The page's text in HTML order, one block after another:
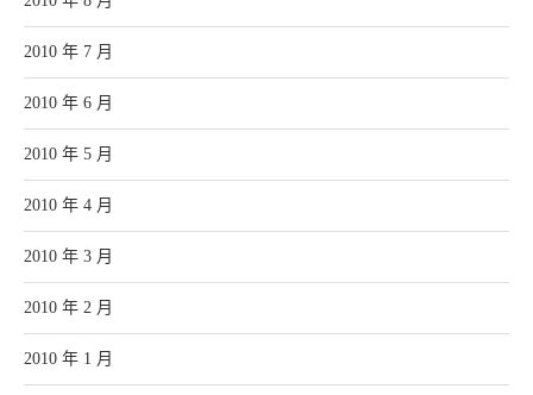
2010 年 7 月
2010 年 6 月
2010 年 5 月
2010 年 4 月
2010 年 3 月
2010 年 2 月
2010 年 1 月